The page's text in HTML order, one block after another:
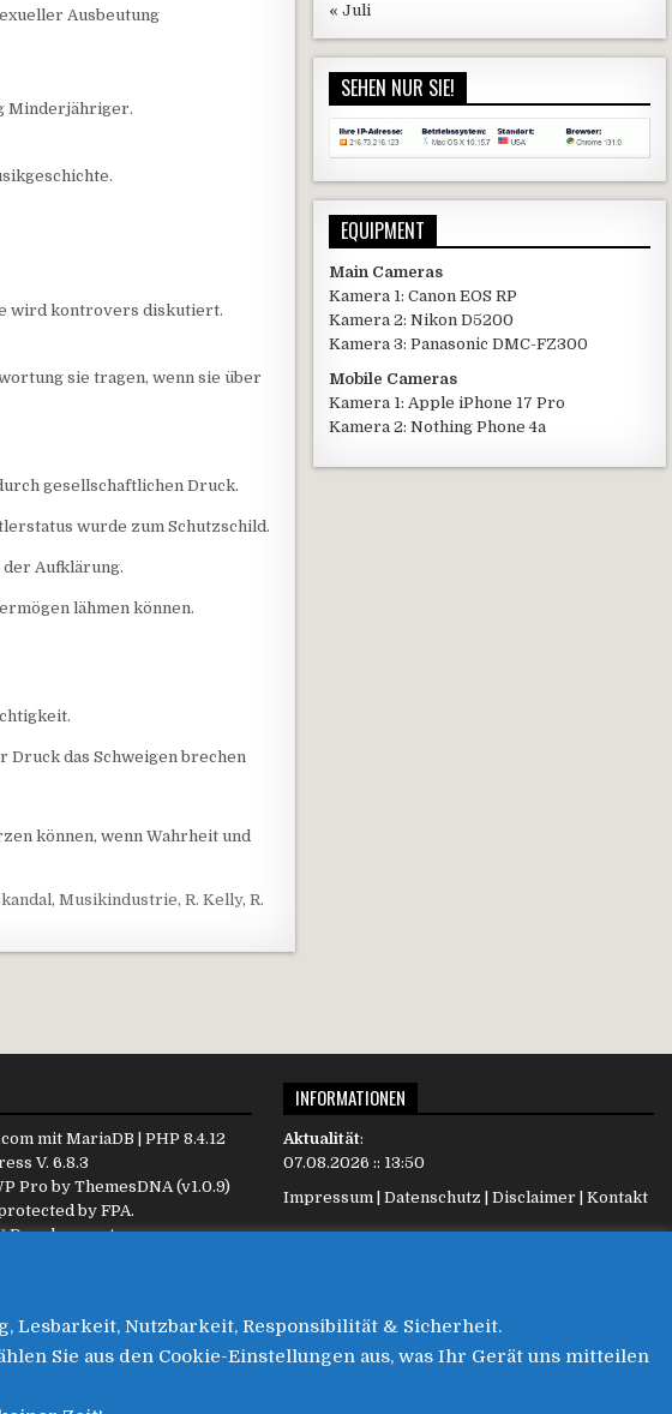
Ausbeutung
Minderjähriger.
wird kontrovers diskutiert.
sie tragen, wenn sie über
gesellschaftlichen Druck.
wurde zum Schutzschild.
Aufklärung.
lähmen können.
Druck das Schweigen brechen
können, wenn Wahrheit und
,Musikindustrie,R. Kelly,R.
« Juli
SEHEN NUR SIE!
EQUIPMENT
Main Cameras
Kamera 1: Canon EOS RP
Kamera 2: Nikon D5200
Kamera 3: Panasonic DMC-FZ300
Mobile Cameras
Kamera 1: Apple iPhone 17 Pro
Kamera 2: Nothing Phone 4a
mit MariaDB | PHP 8.4.12
V. 6.8.3
Pro byThemesDNA (v1.0.9)
byFPA.
Development
responsive und passt sich
an.
INFORMATIONEN
Aktualität:
07.08.2026 :: 13:50
Impressum |Datenschutz |Disclaimer |Kontakt
Lesbarkeit, Nutzbarkeit, Responsibilität & Sicherheit.
Sie aus den Cookie-Einstellungen aus, was Ihr Gerät uns mitteilen